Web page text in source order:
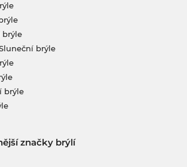
brýle
brýle
brýle
značky brýlí